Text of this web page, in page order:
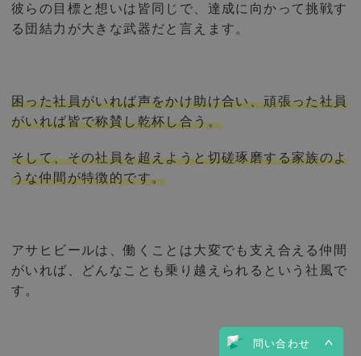
問い合わせ
彼らの目標と想いは皆同じで、達成に向かって挑戦す
る団結力が大きな武器だと言えます。
困った社員がいれば声をかけ助け合い、頑張った社員
がいれば皆で称賛し乾杯し合う。
そして、その社員を超えようと切磋琢磨する家族のよ
うな仲間が特徴的です。
アサヒビールは、働くことは大変でも支え合える仲間
がいれば、どんなことも乗り越えられるという社風で
す。